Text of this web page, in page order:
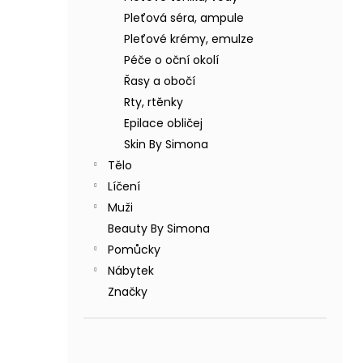
Pleťová séra, ampule
Pleťové krémy, emulze
Péče o oční okolí
Řasy a obočí
Rty, rtěnky
Epilace obličej
Skin By Simona
Tělo
Líčení
Muži
Beauty By Simona
Pomůcky
Nábytek
Značky
BODY BY SIMONA BANÁN ORGANICKÉ
RUČNĚ VYRÁBĚNÉ BAMBUCKÉ MÁSLO
200ML
749 Kč